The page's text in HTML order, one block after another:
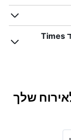
המלצה למלון טוב בEpstein Theatre ליד Times
שלך